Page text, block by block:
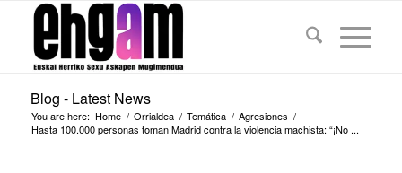
Blog - Latest News
You are here: Home / Orrialdea / Temática / Agresiones /
Hasta 100.000 personas toman Madrid contra la violencia machista: “¡No ...